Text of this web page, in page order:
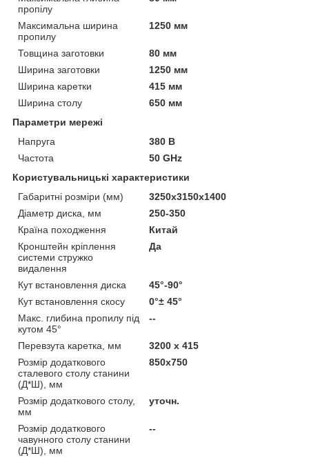
пропілу
Максимальна ширина
пропилу
1250 мм
Товщина заготовки
80 мм
Ширина заготовки
1250 мм
Ширина каретки
415 мм
Ширина столу
650 мм
Параметри мережі
Напруга
380 В
Частота
50 GHz
Користувальницькі характеристики
Габаритні розміри (мм)
3250x3150x1400
Діаметр диска, мм
250-350
Країна походження
Китай
Кронштейн кріплення
системи стружко
видалення
Да
Кут встановлення диска
45°-90°
Кут встановлення скосу
0°± 45°
Макс. глибина пропилу під
кутом 45°
--
Перевзута каретка, мм
3200 х 415
Розмір додаткового
сталевого столу станини
(Д*Ш), мм
850x750
Розмір додаткового столу,
мм
уточн.
Розмір додаткового
чавунного столу станини
(Д*Ш), мм
--